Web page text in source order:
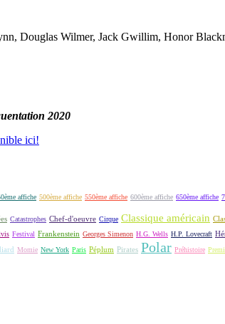
Douglas Wilmer, Jack Gwillim, Honor
2020
ici!
affiche 500ème affiche 550ème affiche 600ème affiche 650ème affiche
Catastrophes Chef-d'oeuvre Cirque Classique américain
Festival Frankenstein Georges Simenon H.G. Wells H.P. Lovecraft
Momie New York Paris Péplum Pirates Polar Préhistoire